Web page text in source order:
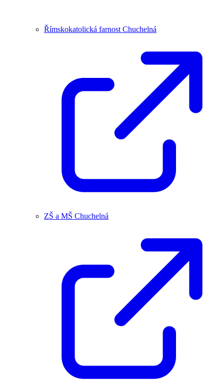
Římskokatolická farnost Chuchelná
ZŠ a MŠ Chuchelná